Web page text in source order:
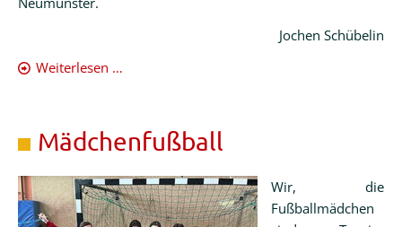
Jochen Schübelin
Weiterlesen …
Mädchenfußball
Wir, die
Fußballmädchen